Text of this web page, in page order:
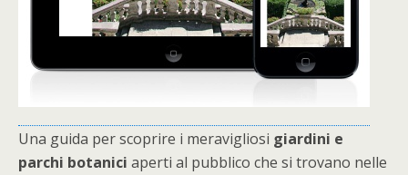
Una guida per scoprire i meravigliosi giardini e
parchi botanici aperti al pubblico che si trovano nelle